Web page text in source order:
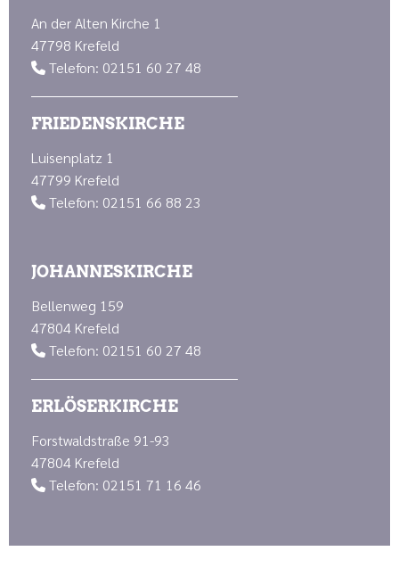
An der Alten Kirche 1
47798 Krefeld
 Telefon: 02151 60 27 48
FRIEDENSKIRCHE
Luisenplatz 1
47799 Krefeld
 Telefon: 02151 66 88 23
JOHANNESKIRCHE
Bellenweg 159
47804 Krefeld
 Telefon: 02151 60 27 48
ERLÖSERKIRCHE
Forstwaldstraße 91-93
47804 Krefeld
 Telefon: 02151 71 16 46